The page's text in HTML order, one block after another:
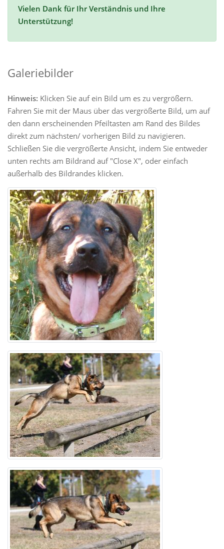
Vielen Dank für Ihr Verständnis und Ihre
Unterstützung!
Galeriebilder
Hinweis: Klicken Sie auf ein Bild um es zu vergrößern.
Fahren Sie mit der Maus über das vergrößerte Bild, um auf
den dann erscheinenden Pfeiltasten am Rand des Bildes
direkt zum nächsten/ vorherigen Bild zu navigieren.
Schließen Sie die vergrößerte Ansicht, indem Sie entweder
unten rechts am Bildrand auf "Close X", oder einfach
außerhalb des Bildrandes klicken.